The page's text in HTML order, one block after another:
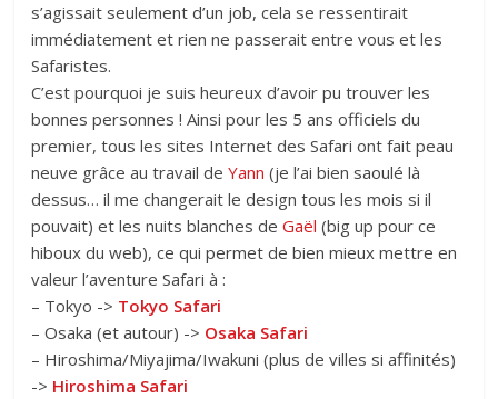
s’agissait seulement d’un job, cela se ressentirait
immédiatement et rien ne passerait entre vous et les
Safaristes.
C’est pourquoi je suis heureux d’avoir pu trouver les
bonnes personnes ! Ainsi pour les 5 ans officiels du
premier, tous les sites Internet des Safari ont fait peau
neuve grâce au travail deYann (je l’ai bien saoulé là
dessus… il me changerait le design tous les mois si il
pouvait) et les nuits blanches deGaël (big up pour ce
hiboux du web), ce qui permet de bien mieux mettre en
valeur l’aventure Safari à :
– Tokyo -> Tokyo Safari
– Osaka (et autour) -> Osaka Safari
– Hiroshima/Miyajima/Iwakuni (plus de villes si affinités)
-> Hiroshima Safari